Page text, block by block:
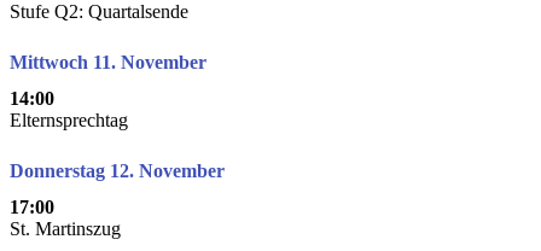
Stufe Q2: Quartalsende
Mittwoch 11. November
14:00
Elternsprechtag
Donnerstag 12. November
17:00
St. Martinszug